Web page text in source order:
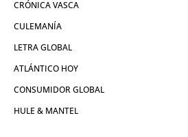
CRÓNICA VASCA
CULEMANÍA
LETRA GLOBAL
ATLÁNTICO HOY
CONSUMIDOR GLOBAL
HULE & MANTEL